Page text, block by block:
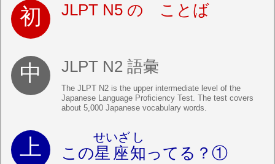
JLPT N5 の ことば
JLPT N2 語彙
The JLPT N2 is the upper intermediate level of the
Japanese Language Proficiency Test. The test covers
about 5,000 Japanese vocabulary words.
この星座
せいざ
知
し
ってる？①